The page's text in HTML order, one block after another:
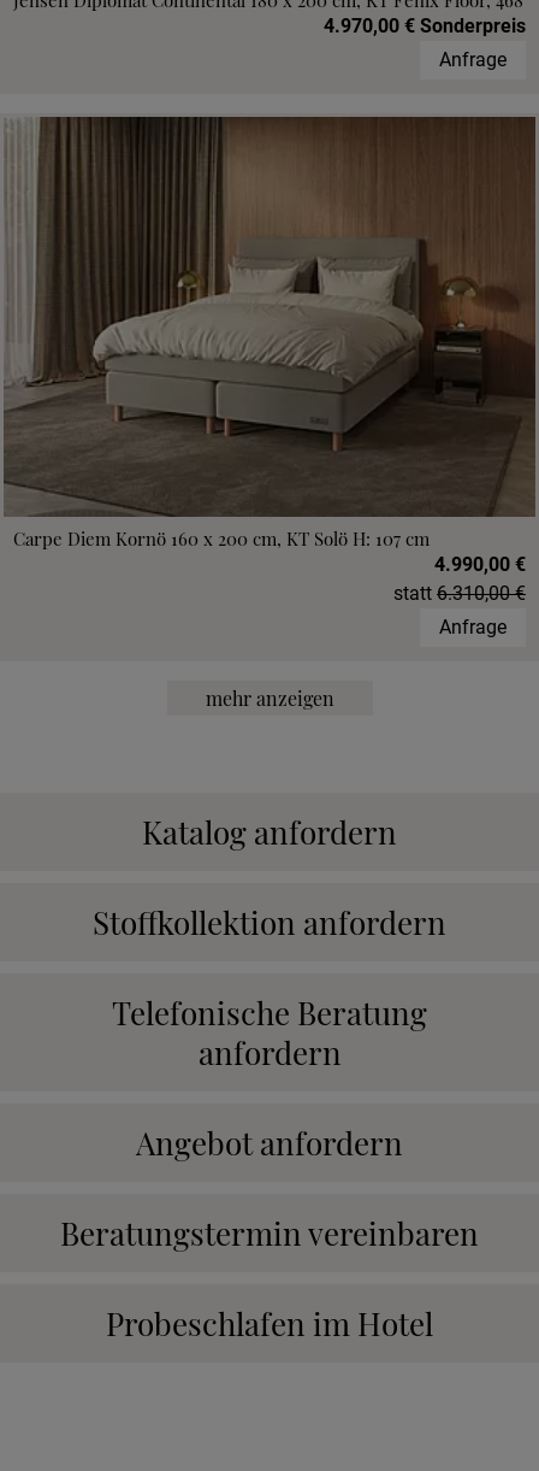
4.970,00 € Sonderpreis
Anfrage
Carpe Diem Kornö 160 x 200 cm, KT Solö H: 107 cm
4.990,00 €
statt 6.310,00 €
Anfrage
mehr anzeigen
Katalog anfordern
Stoffkollektion anfordern
Telefonische Beratung
anfordern
Angebot anfordern
Beratungstermin vereinbaren
Probeschlafen im Hotel